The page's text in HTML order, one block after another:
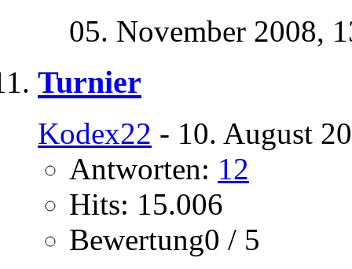
05. November 2008,
Turnier
Kodex22 - 10. August
Antworten: 12
Hits: 15.006
Bewertung0 / 5